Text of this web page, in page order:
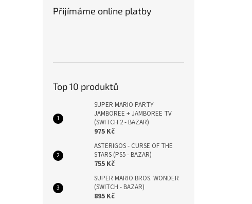
Přijímáme online platby
Top 10 produktů
SUPER MARIO PARTY
JAMBOREE + JAMBOREE TV
(SWITCH 2 - BAZAR)
975 Kč
ASTERIGOS - CURSE OF THE
STARS (PS5 - BAZAR)
755 Kč
SUPER MARIO BROS. WONDER
(SWITCH - BAZAR)
895 Kč